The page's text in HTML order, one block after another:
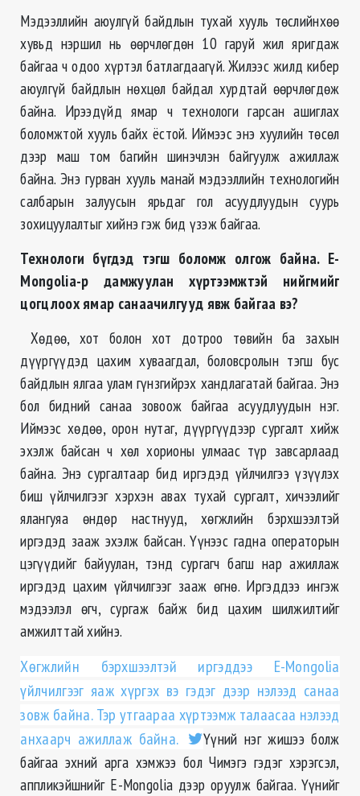
Мэдээллийн аюулгүй байдлын тухай хууль төслийнхөө
хувьд нэршил нь өөрчлөгдөн 10 гаруй жил яригдаж
байгаа ч одоо хүртэл батлагдаагүй. Жилээс жилд кибер
аюулгүй байдлын нөхцөл байдал хурдтай өөрчлөгдөж
байна. Ирээдүйд ямар ч технологи гарсан ашиглах
боломжтой хууль байх ёстой. Иймээс энэ хуулийн төсөл
дээр маш том багийн шинэчлэн байгуулж ажиллаж
байна. Энэ гурван хууль манай мэдээллийн технологийн
салбарын залуусын ярьдаг гол асуудлуудын суурь
зохицуулалтыг хийнэ гэж бид үзэж байгаа.
Технологи бүгдэд тэгш боломж олгож байна. E-
Mongolia-р дамжуулан хүртээмжтэй нийгмийг
цогцлоох ямар санаачилгууд явж байгаа вэ?
Хөдөө, хот болон хот дотроо төвийн ба захын
дүүргүүдэд цахим хуваагдал, боловсролын тэгш бус
байдлын ялгаа улам гүнзгийрэх хандлагатай байгаа. Энэ
бол бидний санаа зовоож байгаа асуудлуудын нэг.
Иймээс хөдөө, орон нутаг, дүүргүүдээр сургалт хийж
эхэлж байсан ч хөл хорионы улмаас түр завсарлаад
байна. Энэ сургалтаар бид иргэдэд үйлчилгээ үзүүлэх
биш үйлчилгээг хэрхэн авах тухай сургалт, хичээлийг
ялангуяа өндөр настнууд, хөгжлийн бэрхшээлтэй
иргэдэд зааж эхэлж байсан. Үүнээс гадна операторын
цэгүүдийг байуулан, тэнд сургагч багш нар ажиллаж
иргэдэд цахим үйлчилгээг зааж өгнө. Иргэддээ ингэж
мэдээлэл өгч, сургаж байж бид цахим шилжилтийг
амжилттай хийнэ.
Хөгжлийн бэрхшээлтэй иргэддээ E-Mongolia
үйлчилгээг яаж хүргэх вэ гэдэг дээр нэлээд санаа
зовж байна. Тэр утгаараа хүртээмж талаасаа нэлээд
анхаарч ажиллаж байна.
Үүний нэг жишээ болж
байгаа эхний арга хэмжээ бол Чимэгэ гэдэг хэрэгсэл,
аппликэйшнийг E-Mongolia дээр оруулж байгаа. Үүнийг